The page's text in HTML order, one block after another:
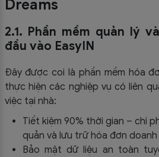
Dreams
2.1. Phần mềm quản lý
đầu vào EasyIN
Đây được coi là phần mềm hóa
thực hiện các nghiệp vụ có liên
việc tại nhà:
Tiết kiệm 90% thời gian – chi
quản và lưu trữ hóa đơn doanh
Bảo mật dữ liệu an toàn